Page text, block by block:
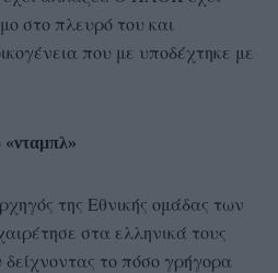
στο πλευρό του και
που με υποδέχτηκε με
της Εθνικής ομάδας των
στα ελληνικά τους
το πόσο γρήγορα